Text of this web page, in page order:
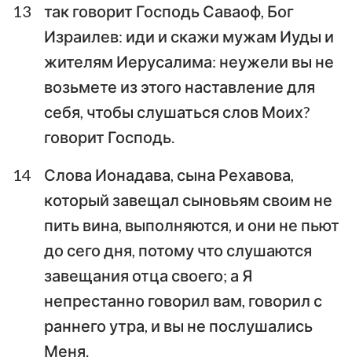
13
так говорит Господь Саваоф, Бог
Израилев: иди и скажи мужам Иуды и
жителям Иерусалима: неужели вы не
возьмете из этого наставление для
себя, чтобы слушаться слов Моих?
говорит Господь.
14
Слова Ионадава, сына Рехавова,
который завещал сыновьям своим не
пить вина, выполняются, и они не пьют
до сего дня, потому что слушаются
завещания отца своего; а Я
непрестанно говорил вам, говорил с
раннего утра, и вы не послушались
Меня.